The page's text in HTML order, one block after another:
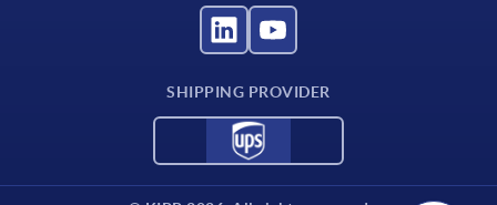
SHIPPING PROVIDER